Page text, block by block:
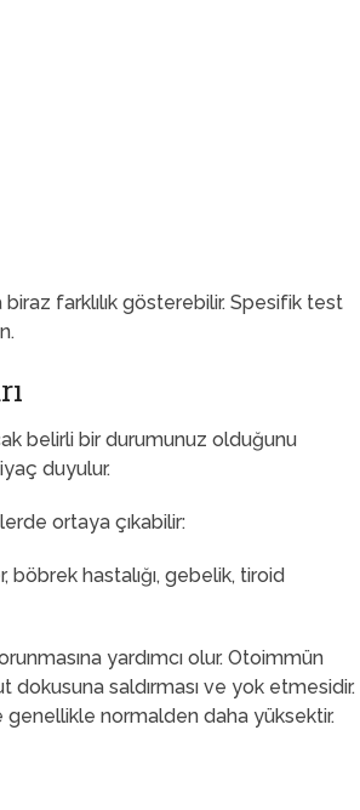
biraz farklılık gösterebilir. Spesifik test
belirli bir durumunuz olduğunu
duyulur.
ortaya çıkabilir:
hastalığı, gebelik, tiroid
yardımcı olur. Otoimmün
dokusuna saldırması ve yok etmesidir.
normalden daha yüksektir.